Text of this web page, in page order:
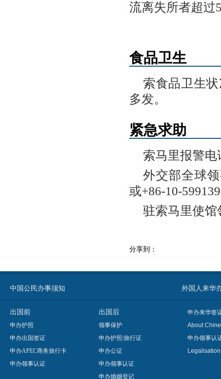
流离失所者超过
食品卫生
索食品卫生
多发。
紧急求助
索马里报警电
外交部全球
或+86-10-
驻索马里使馆
分享到：
中国公民办事须知 外国人来华
出国前
申办护照
申办出国签证
申办APEC商务旅行卡
申办领事认证
出国后
领事保护
申办护照/旅行证
申办公证
申办领事认证
申办婚姻登记
申办来华签
About
申办领事认